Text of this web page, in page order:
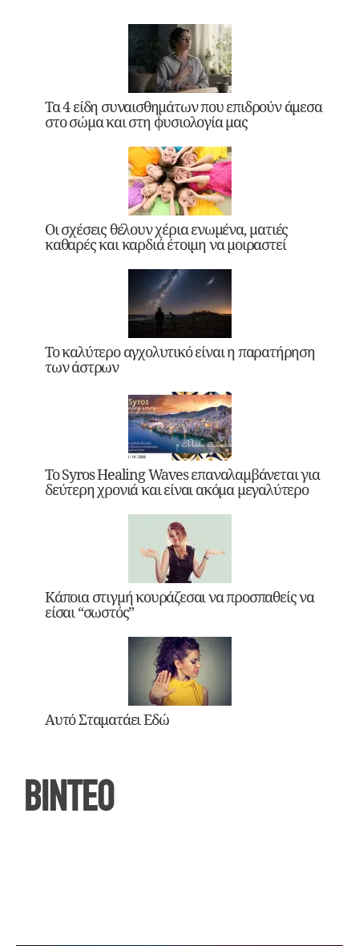
Τα 4 είδη συναισθημάτων που επιδρούν άμεσα
στο σώμα και στη φυσιολογία μας
Οι σχέσεις θέλουν χέρια ενωμένα, ματιές
καθαρές και καρδιά έτοιμη να μοιραστεί
Το καλύτερο αγχολυτικό είναι η παρατήρηση
των άστρων
Το Syros Healing Waves επαναλαμβάνεται για
δεύτερη χρονιά και είναι ακόμα μεγαλύτερο
Κάποια στιγμή κουράζεσαι να προσπαθείς να
είσαι “σωστός”
Αυτό Σταματάει Εδώ
ΒΙΝΤΕΟ